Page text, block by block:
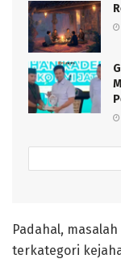
Padahal,
terkategori